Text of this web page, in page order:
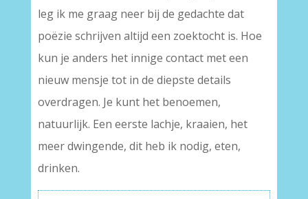
leg ik me graag neer bij de gedachte dat
poëzie schrijven altijd een zoektocht is. Hoe
kun je anders het innige contact met een
nieuw mensje tot in de diepste details
overdragen. Je kunt het benoemen,
natuurlijk. Een eerste lachje, kraaien, het
meer dwingende, dit heb ik nodig, eten,
drinken.